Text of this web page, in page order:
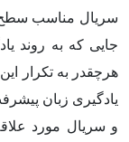
سریال مناسب سطح
جایی که به روند
هرچقدر به تکرار
یادگیری زبان
و سریال مورد